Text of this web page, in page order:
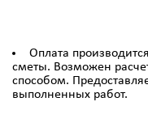
Оплата
сметы. Возможен
способом.
выполненных работ.